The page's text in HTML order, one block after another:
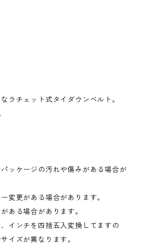
ラチェット式タイダウンベルト。
ッケージの汚れや傷みがある場合が
変更がある場合があります。
ある場合があります。
インチを四捨五入変換してますの
イズが異なります。